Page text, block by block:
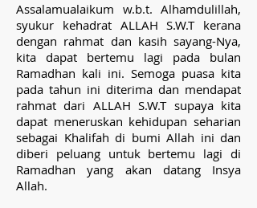
Assalamualaikum w.b.t. Alhamdulillah,
syukur kehadrat ALLAH S.W.T kerana
dengan rahmat dan kasih sayang-Nya,
kita dapat bertemu lagi pada bulan
Ramadhan kali ini. Semoga puasa kita
pada tahun ini diterima dan mendapat
rahmat dari ALLAH S.W.T supaya kita
dapat meneruskan kehidupan seharian
sebagai Khalifah di bumi Allah ini dan
diberi peluang untuk bertemu lagi di
Ramadhan yang akan datang Insya
Allah.